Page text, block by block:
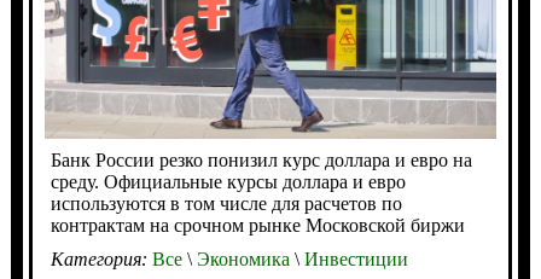
Банк России резко понизил курс доллара и евро на
среду. Официальные курсы доллара и евро
используются в том числе для расчетов по
контрактам на срочном рынке Московской биржи
Категория: Все\Экономика \Инвестиции